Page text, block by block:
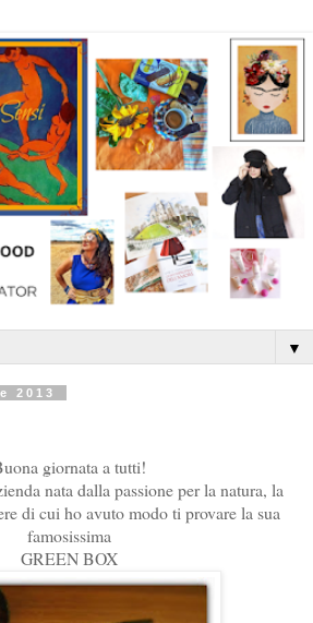
▼
2013
giornata a tutti!
nata dalla passione per la natura, la
di cui ho avuto modo ti provare la sua
famosissima
GREEN BOX